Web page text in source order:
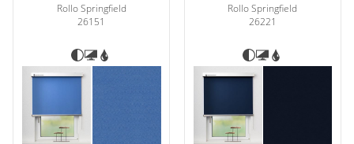
Rollo Springfield
26151
Rollo Springfield
26221